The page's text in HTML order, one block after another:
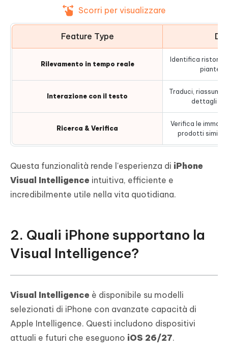
Scorri per visualizzare
Feature Type
Rilevamento in tempo reale
Identifica
piante
Interazione con il testo
Traduci, riassumi,
dettagli
Ricerca & Verifica
Verifica le
prodotti simili
Questa funzionalità rende l'esperienza di iPhone
Visual Intelligence intuitiva, efficiente e
incredibilmente utile nella vita quotidiana.
2. Quali iPhone supportano la
Visual Intelligence?
Visual Intelligence è disponibile su modelli
selezionati di iPhone con avanzate capacità di
Apple Intelligence. Questi includono dispositivi
attuali e futuri che eseguono iOS 26/27.